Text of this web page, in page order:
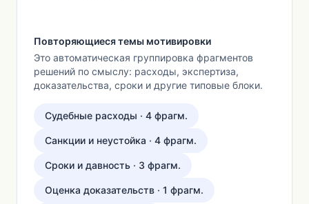
Повторяющиеся темы мотивировки
Это автоматическая группировка фрагментов
решений по смыслу: расходы, экспертиза,
доказательства, сроки и другие типовые блоки.
Судебные расходы · 4 фрагм.
Санкции и неустойка · 4 фрагм.
Сроки и давность · 3 фрагм.
Оценка доказательств · 1 фрагм.